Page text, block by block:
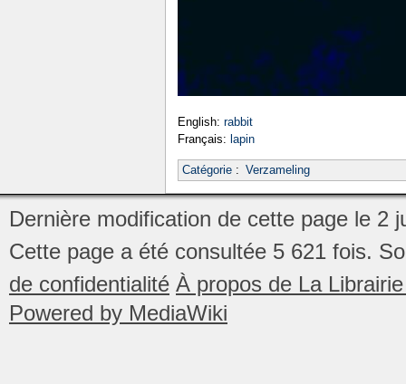
English: rabbit
Français: lapin
Catégorie: Verzameling
Dernière modification de cette page le 2
Cette page a été consultée 5 621 fois.
de confidentialité À propos de La
Powered by MediaWiki